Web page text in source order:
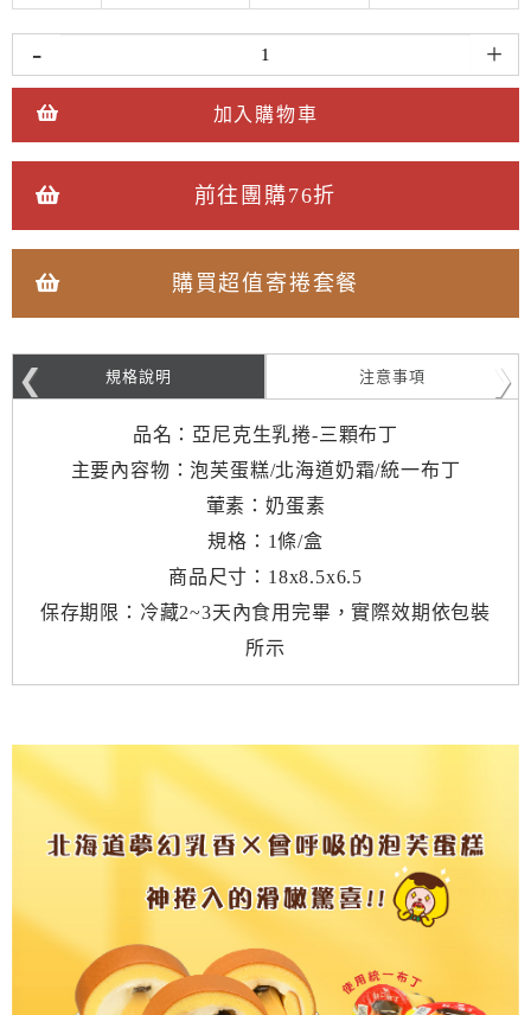
- +
加入購物車
前往團購76折
購買超值寄捲套餐
規格說明 注意事項
品名：亞尼克生乳捲-三顆布丁
主要內容物：泡芙蛋糕/北海道奶霜/統一布丁
葷素：奶蛋素
規格：1條/盒
商品尺寸：18x8.5x6.5
保存期限：冷藏2~3天內食用完畢，實際效期依包裝
所示